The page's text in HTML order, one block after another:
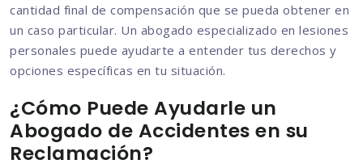
cantidad final de compensación que se pueda obtener en
un caso particular. Un abogado especializado en lesiones
personales puede ayudarte a entender tus derechos y
opciones específicas en tu situación.
¿Cómo Puede Ayudarle un
Abogado de Accidentes en su
Reclamación?